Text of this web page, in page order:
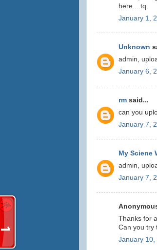
here....tq
January 1,
Unknown
admin,
January 6,
rm said...
can you
January 7,
My Sciene
admin,
January 7,
Thanks for
Can you try
January 10,